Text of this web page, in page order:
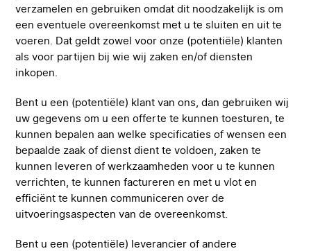
verzamelen en gebruiken omdat dit noodzakelijk is om
een eventuele overeenkomst met u te sluiten en uit te
voeren. Dat geldt zowel voor onze (potentiële) klanten
als voor partijen bij wie wij zaken en/of diensten
inkopen.
Bent u een (potentiële) klant van ons, dan gebruiken wij
uw gegevens om u een offerte te kunnen toesturen, te
kunnen bepalen aan welke specificaties of wensen een
bepaalde zaak of dienst dient te voldoen, zaken te
kunnen leveren of werkzaamheden voor u te kunnen
verrichten, te kunnen factureren en met u vlot en
efficiënt te kunnen communiceren over de
uitvoeringsaspecten van de overeenkomst.
Bent u een (potentiële) leverancier of andere